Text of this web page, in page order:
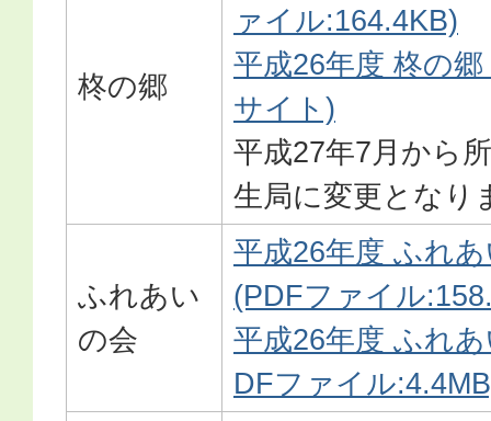
柊の郷
ァイル:164.4KB)
平成26年度 柊の
サイト)
平成27年7月から
生局に変更となり
ふれあい
の会
平成26年度 ふれ
(PDFファイル
平成26年度 ふれ
DFファイル